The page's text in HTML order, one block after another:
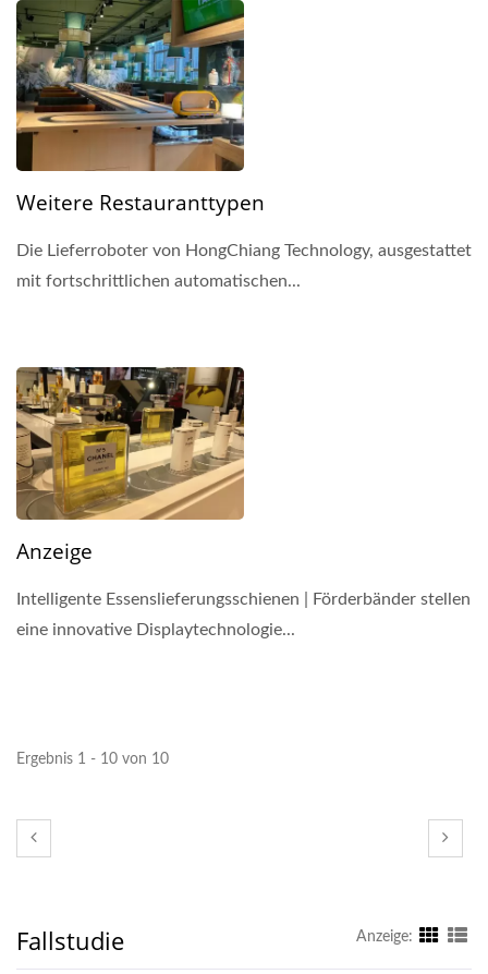
Weitere Restauranttypen
Die Lieferroboter von HongChiang Technology, ausgestattet
mit fortschrittlichen automatischen...
Anzeige
Intelligente Essenslieferungsschienen | Förderbänder stellen
eine innovative Displaytechnologie...
Ergebnis 1 - 10 von 10
Fallstudie Anzeige: